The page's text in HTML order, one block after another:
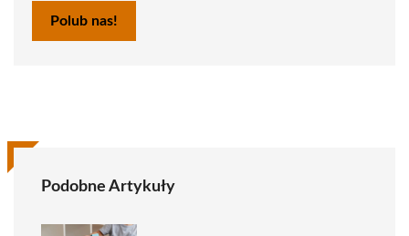
Polub nas!
Podobne Artykuły